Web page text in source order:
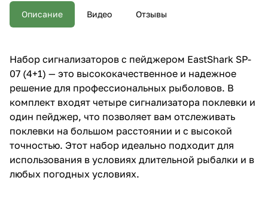
пейджер, что позволяет вам
отслеживать поклевки на
использования в условиях
длительной рыбалки и в любых
погодных условиях.
Характеристики сигнализатора:
- 8 уровней тона.- 8 вариантов
цвета. - 8 уровней громкости. -
8 уровней чувствительности. -
Светодиод с фиксацией на 20
секунд. - Бегущий светодиод. -
Черный атласный гладкий
корпус. - 200-220 метров
радиус сигнала. - Работает от
Описание Видео Отзывы
Набор сигнализаторов с пейджером EastShark SP-
07 (4+1) — это высококачественное и надежное
решение для профессиональных рыболовов. В
комплект входят четыре сигнализатора поклевки и
один пейджер, что позволяет вам отслеживать
поклевки на большом расстоянии и с высокой
точностью. Этот набор идеально подходит для
использования в условиях длительной рыбалки и в
любых погодных условиях.